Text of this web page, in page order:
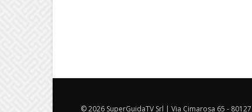
© 2026 SuperGuidaTV Srl | Via Cimarosa 65 -